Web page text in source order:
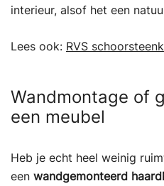
interieur, alsof het een
Lees ook: RVS
Wandmontage of
een meubel
Heb je echt heel weinig
een wandgemonteerd